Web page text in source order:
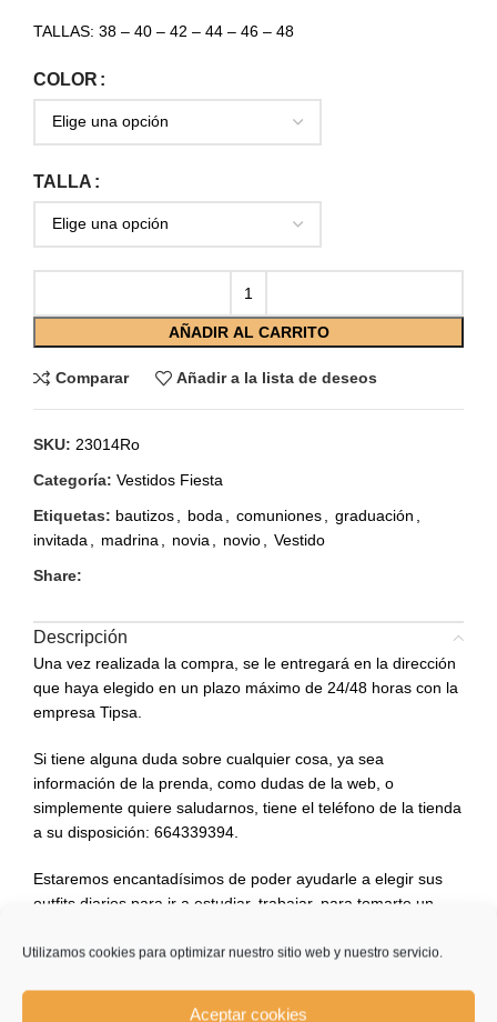
Utilizamos cookies para optimizar nuestro sitio web y nuestro servicio.
Aceptar cookies
TALLAS: 38 – 40 – 42 – 44 – 46 – 48
COLOR
TALLA
AÑADIR AL CARRITO
Comparar Añadir a la lista de deseos
SKU: 23014Ro
Categoría: Vestidos Fiesta
Etiquetas: bautizos boda comuniones graduación
invitada
madrina novia novio
Vestido
Share:
Descripción
Una vez realizada la compra, se le entregará en la dirección
que haya elegido en un plazo máximo de 24/48 horas con la
empresa Tipsa.
Si tiene alguna duda sobre cualquier cosa, ya sea
información de la prenda, como dudas de la web, o
simplemente quiere saludarnos, tiene el teléfono de la tienda
a su disposición: 664339394.
Estaremos encantadísimos de poder ayudarle a elegir sus
outfits diarios para ir a estudiar, trabajar, para tomarte un
evento que tengas. No dudes en consultarnos.